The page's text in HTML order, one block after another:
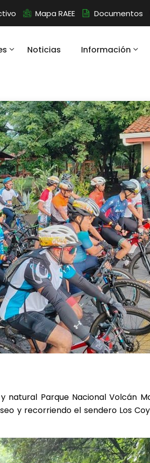
Mapa RAEE Documentos
Noticias Información
Parque Nacional Volcán
y recorriendo el sendero Los